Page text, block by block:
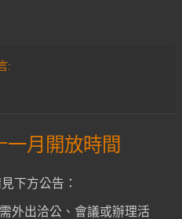
:
一月開放時間
下方公告：
外出洽公、會議或辦理活